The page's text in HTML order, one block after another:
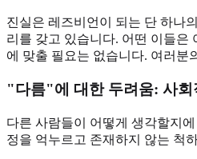
진실은 레즈비언이 되는 단 하나
리를 갖고 있습니다. 어떤 이들은
에 맞출 필요는 없습니다. 여러분
"다름"에 대한 두려움: 사회
다른 사람들이 어떻게 생각할지
정을 억누르고 존재하지 않는 척